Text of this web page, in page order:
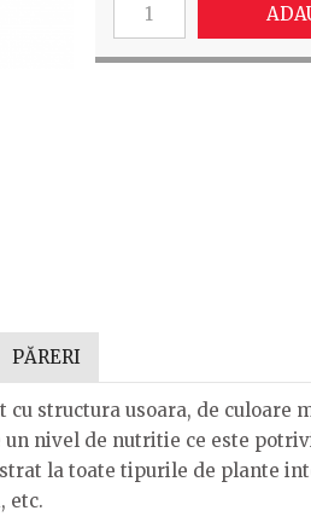
PĂRERI
structura usoara, de culoare
nivel de nutritie ce este
la toate tipurile de plante
etc.